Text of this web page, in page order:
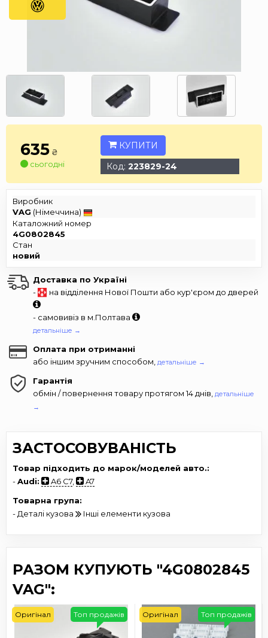
635 ₴
сьогодні
КУПИТИ
Код: 223829-24
Виробник
VAG (Німеччина)
Каталожний номер
4G0802845
Стан
новий
Доставка по Україні
-
на відділення Нової Пошти або кур'єром до дверей
- самовивіз в м.Полтава
детальніше →
Оплата при отриманні
або іншим зручним способом, детальніше →
Гарантія
обмін / повернення товару протягом 14 днів, детальніше
→
ЗАСТОСОВУВАНІСТЬ
Товар підходить до марок/моделей авто.:
-Audi: A6 C7,
A7
Товарна група:
- Деталі кузова
Інші елементи кузова
РАЗОМ КУПУЮТЬ "4G0802845
VAG":
Топ продажів
Оригінал Топ продажів
Оригінал